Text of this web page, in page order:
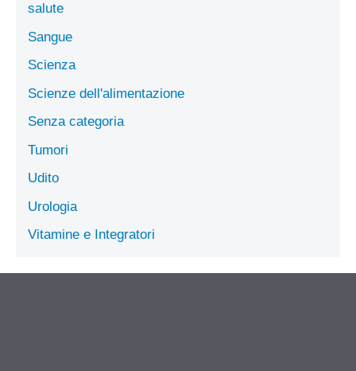
salute
Sangue
Scienza
Scienze dell'alimentazione
Senza categoria
Tumori
Udito
Urologia
Vitamine e Integratori